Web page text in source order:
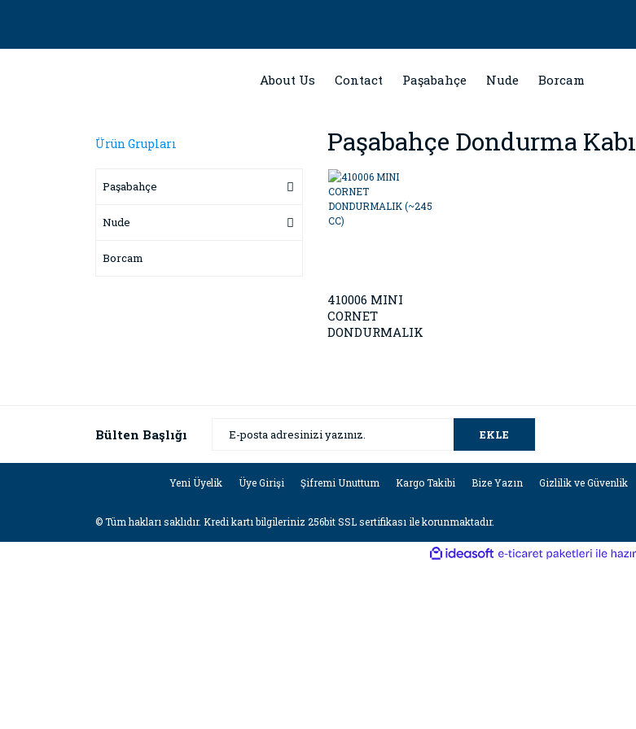
About Us Contact Paşabahçe Nude Borcam
Ürün Grupları
Paşabahçe
Nude
Borcam
Paşabahçe Dondurma Kabı
410006 MINI
CORNET
DONDURMALIK
Bülten Başlığı EKLE
Yeni Üyelik Üye Girişi Şifremi Unuttum Kargo Takibi Bize Yazın Gizlilik ve Güvenlik
© Tüm hakları saklıdır. Kredi kartı bilgileriniz 256bit SSL sertifikası ile korunmaktadır.
ideasoft
e-